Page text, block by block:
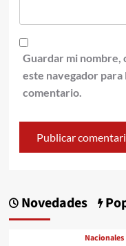
Guardar mi
este navegador para
comentario.
Novedades
Nacionales